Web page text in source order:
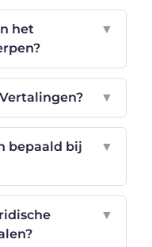
het
▼
▼
bepaald bij
▼
▼